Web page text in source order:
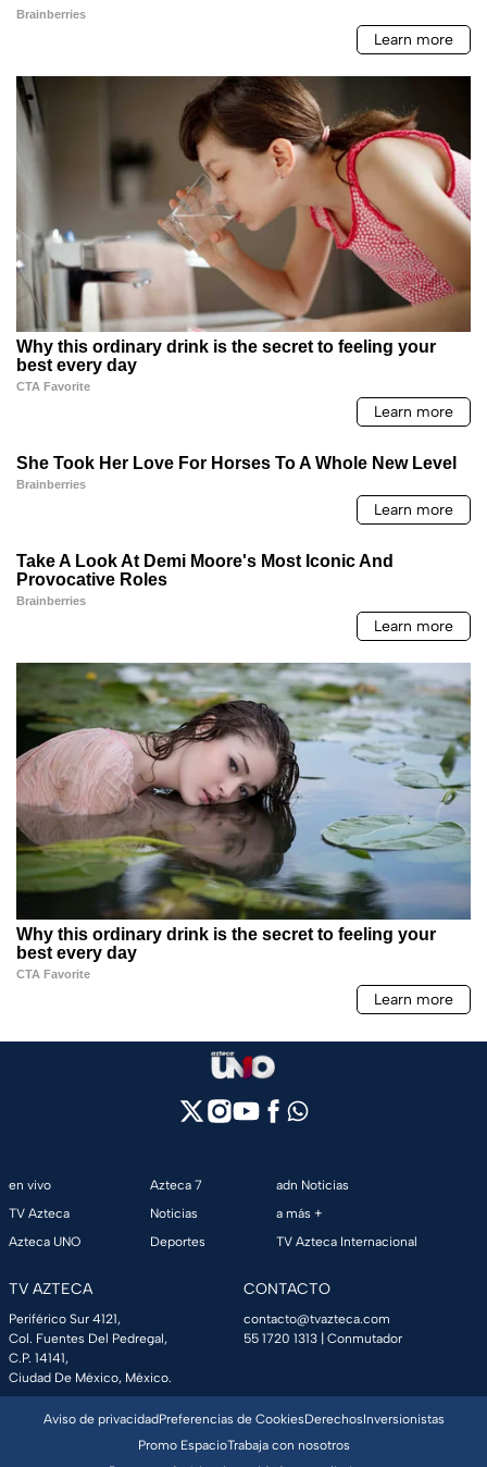
en vivo
TV Azteca
Azteca UNO
Azteca 7
Noticias
Deportes
adn Noticias
a más +
TV Azteca Internacional
TV AZTECA
Periférico Sur 4121,
Col. Fuentes Del Pedregal,
C.P. 14141,
Ciudad De México, México.
CONTACTO
contacto@tvazteca.com
55 1720 1313 | Conmutador
Aviso de privacidadPreferencias de CookiesDerechosInversionistas
Promo EspacioTrabaja con nosotros